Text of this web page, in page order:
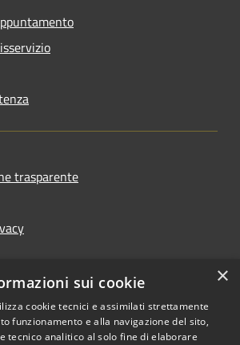
trasparente
accessibilità
×
sui cookie
cookie tecnici e assimilati strettamente
funzionamento e alla navigazione del sito,
tecnico analitico al solo fine di elaborare